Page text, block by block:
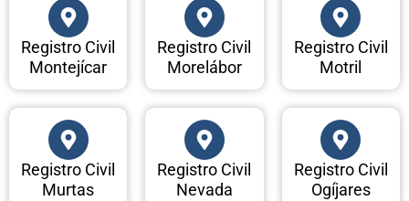
Registro Civil
Montejícar
Registro Civil
Morelábor
Registro Civil
Motril
Registro Civil
Murtas
Registro Civil
Nevada
Registro Civil
Ogíjares